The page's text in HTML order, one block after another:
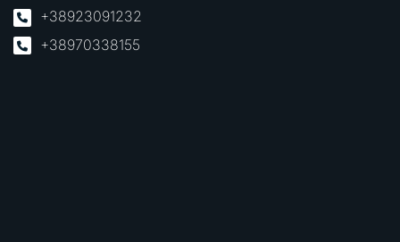
+38923091232
+38970338155